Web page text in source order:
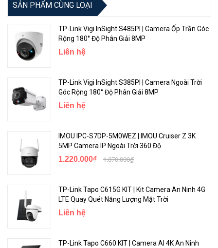
SẢN PHẨM CÙNG LOẠI
TP-Link Vigi InSight S485PI | Camera Ốp Trần Góc
Rộng 180° Độ Phân Giải 8MP
Liên hệ
TP-Link Vigi InSight S385PI | Camera Ngoài Trời
Góc Rộng 180° Độ Phân Giải 8MP
Liên hệ
IMOU IPC-S7DP-5M0WEZ | IMOU Cruiser Z 3K
5MP Camera IP Ngoài Trời 360 Độ
1.220.000₫ 1.870.000₫
TP-Link Tapo C615G KIT | Kit Camera An Ninh 4G
LTE Quay Quét Năng Lượng Mặt Trời
Liên hệ
TP-Link Tapo C660 KIT | Camera AI 4K An Ninh